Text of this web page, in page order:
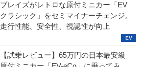
ブレイズがレトロな原付ミニカー「EV
クラシック」をセミマイナーチェンジ。
走行性能、安全性、視認性が向上
【試乗レビュー】65万円の日本最安級